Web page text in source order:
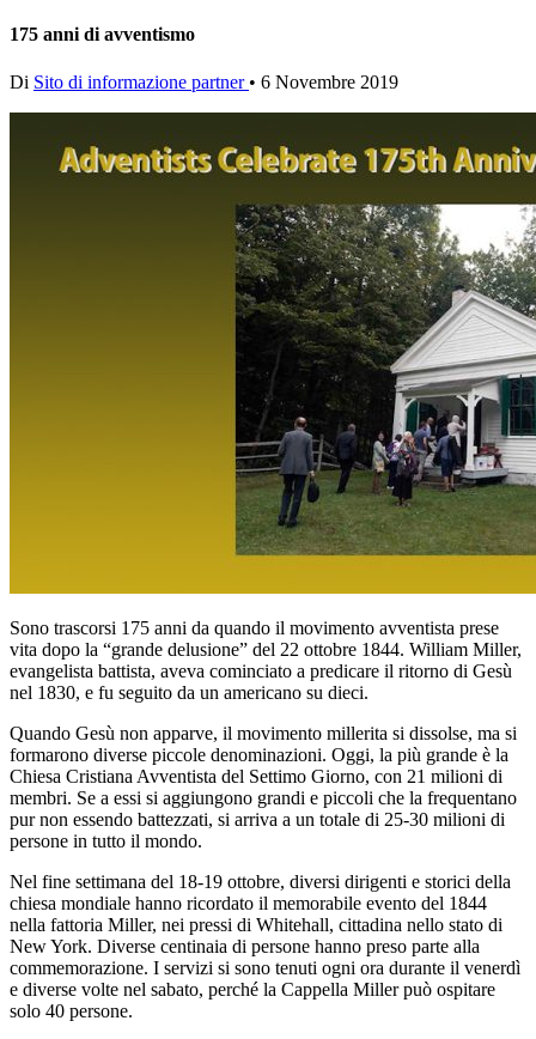
175 anni di avventismo
Di Sito di informazione partner • 6 Novembre 2019
Sono trascorsi 175 anni da quando il movimento avventista prese
vita dopo la “grande delusione” del 22 ottobre 1844. William Miller,
evangelista battista, aveva cominciato a predicare il ritorno di Gesù
nel 1830, e fu seguito da un americano su dieci.
Quando Gesù non apparve, il movimento millerita si dissolse, ma si
formarono diverse piccole denominazioni. Oggi, la più grande è la
Chiesa Cristiana Avventista del Settimo Giorno, con 21 milioni di
membri. Se a essi si aggiungono grandi e piccoli che la frequentano
pur non essendo battezzati, si arriva a un totale di 25-30 milioni di
persone in tutto il mondo.
Nel fine settimana del 18-19 ottobre, diversi dirigenti e storici della
chiesa mondiale hanno ricordato il memorabile evento del 1844
nella fattoria Miller, nei pressi di Whitehall, cittadina nello stato di
New York. Diverse centinaia di persone hanno preso parte alla
commemorazione. I servizi si sono tenuti ogni ora durante il venerdì
e diverse volte nel sabato, perché la Cappella Miller può ospitare
solo 40 persone.